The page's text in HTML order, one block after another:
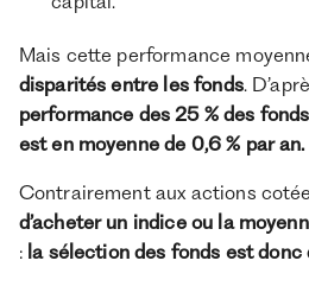
Mais cette performance
disparités entre les fonds.
performance des 25 % des
est en moyenne de 0,6 % par an.
Contrairement aux actions
d’acheter un indice ou la
: la sélection des fonds est